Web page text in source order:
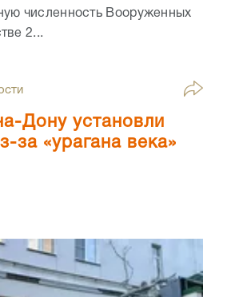
численность Вооруженных
2...
Дону установли
за «урагана века»